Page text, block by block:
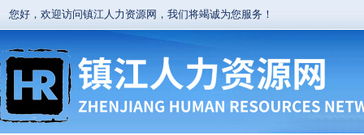
您好，欢迎访问镇江人力资源网，我们将竭诚为您服务！